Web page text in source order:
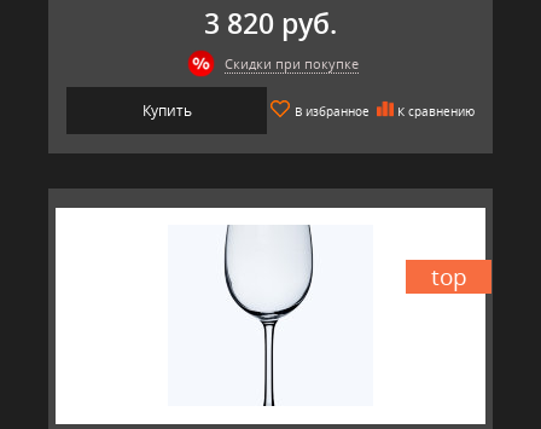
3 820 руб.
Скидки при покупке
Купить В избранное К сравнению
top